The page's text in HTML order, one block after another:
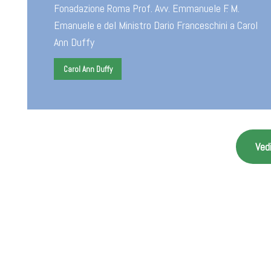
Fonadazione Roma Prof. Avv. Emmanuele F. M.
Emanuele e del Ministro Dario Franceschini a Carol
Ann Duffy
Carol Ann Duffy